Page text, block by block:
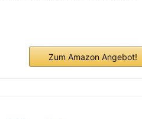
Zum Amazon Angebot!